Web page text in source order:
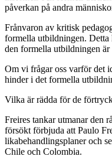
påverkan på andra
Frånvaron av kritisk
formella utbildningen. Detta
den formella utbildningen
Om vi frågar oss varför det
hinder i det formella
Vilka är rädda för de
Freires tankar utmanar den
försökt förbjuda att Paulo
likabehandlingsplaner och
Chile och Colombia.